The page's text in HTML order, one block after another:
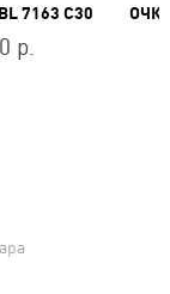
7163 C30
р.